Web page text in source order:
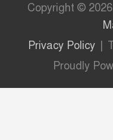
Copyright ©
Privacy Policy
Proudly